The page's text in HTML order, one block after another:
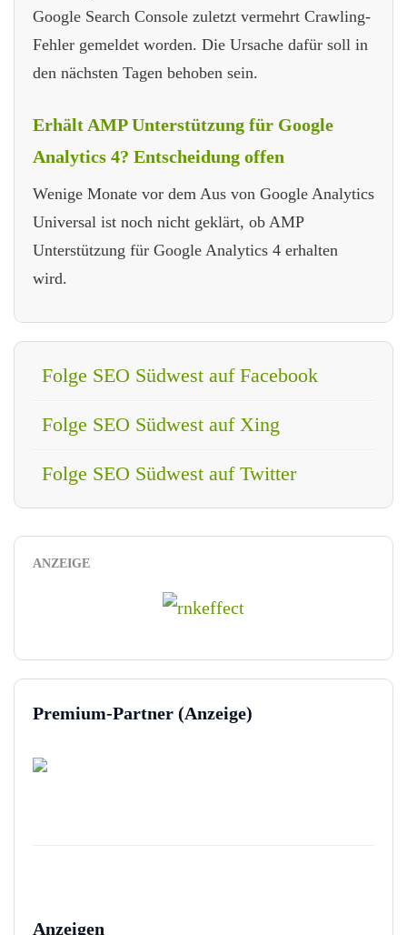
Google Search Console zuletzt vermehrt Crawling-
Fehler gemeldet worden. Die Ursache dafür soll in
den nächsten Tagen behoben sein.
Erhält AMP Unterstützung für Google
Analytics 4? Entscheidung offen
Wenige Monate vor dem Aus von Google Analytics
Universal ist noch nicht geklärt, ob AMP
Unterstützung für Google Analytics 4 erhalten
wird.
Folge SEO Südwest auf Facebook
Folge SEO Südwest auf Xing
Folge SEO Südwest auf Twitter
ANZEIGE
Premium-Partner (Anzeige)
Anzeigen